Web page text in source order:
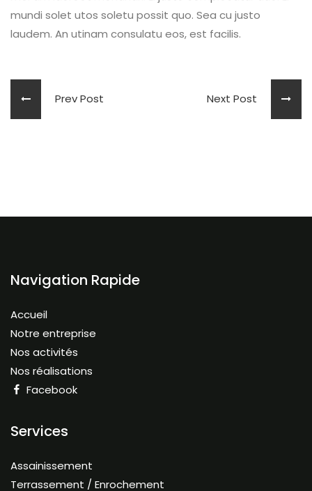
mundi solet utos soletu possit quo. Sea cu justo
laudem. An utinam consulatu eos, est facilis.
Prev Post Next Post
Navigation Rapide
Accueil
Notre entreprise
Nos activités
Nos réalisations
Facebook
Services
Assainissement
Terrassement / Enrochement